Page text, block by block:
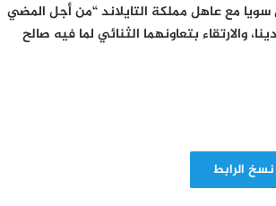
مع عاهل مملكة التايلاند “من أجل المضي
والارتقاء بتعاونهما الثنائي لما فيه صالح
نسخ الرابط